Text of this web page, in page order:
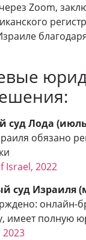
Zoom,
суд Лода (июль
обязано
Israel, 2022
суд Израиля
онлайн-
имеет полную
2023